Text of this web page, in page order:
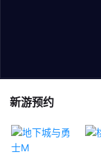
新游预约